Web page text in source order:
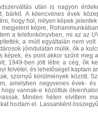
után is nagyon
bárkit. A kilencvenes évek
hogy hol, milyen képek jelentek
képre,
a telefonkönyvben, mi az az
a múlt egyáltalán nem volt
jóindulatán múlik, ők a
képek, és pont akkor szűnt meg
1949-ben jött létre a cég, ők
felvétel, és lehetőséget kaptam
szörnyű körülmények között.
amelyben negyvenes évek-
vannak-e közöttük
Minden héten elvittem
hoztam el. Lassanként